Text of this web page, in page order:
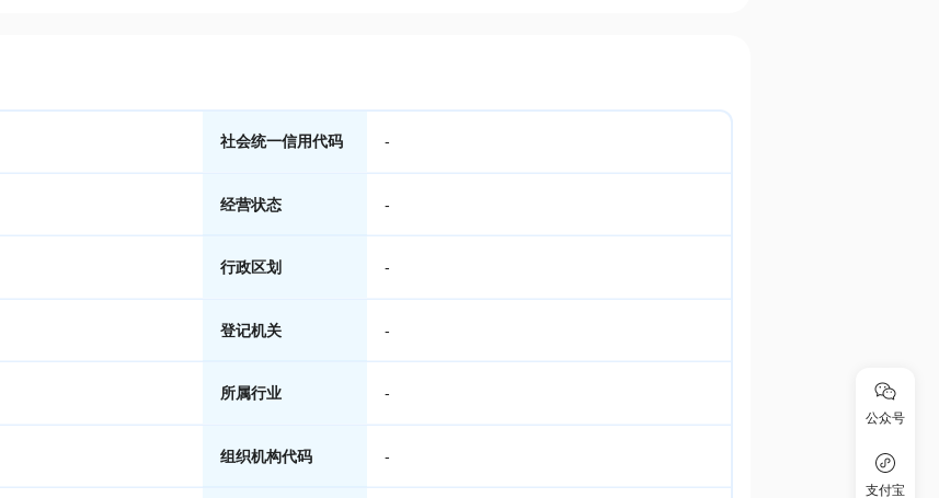
社会统一信用代码 -
经营状态 -
行政区划 -
登记机关 -
所属行业 -
组织机构代码 -
公众号
支付宝